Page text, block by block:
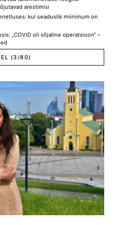
arestimisi
kui seaduslik miinimum on
„COVID oli sõjaline operatsioon“ –
(3/80)